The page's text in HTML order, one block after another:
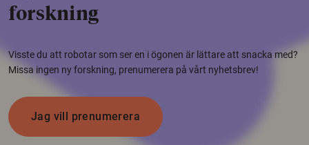
forskning
Visste du att robotar som ser en i ögonen är lättare att snacka med?
Missa ingen ny forskning, prenumerera på vårt nyhetsbrev!
Jag vill prenumerera